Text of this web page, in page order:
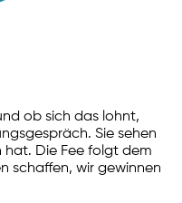
ob sich das lohnt,
Sie sehen
Die Fee folgt dem
schaffen, wir gewinnen